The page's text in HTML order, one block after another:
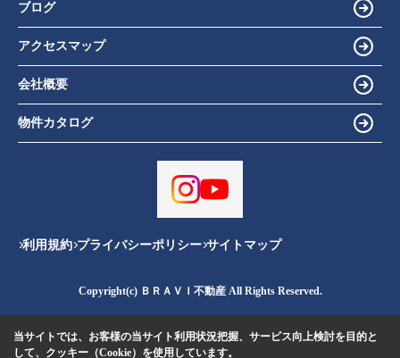
ブログ
アクセスマップ
会社概要
物件カタログ
利用規約 プライバシーポリシー サイトマップ
Copyright(c) ＢＲＡＶＩ不動産 All Rights Reserved.
当サイトでは、お客様の当サイト利用状況把握、サービス向上検討を目的と
して、クッキー（Cookie）を使用しています。